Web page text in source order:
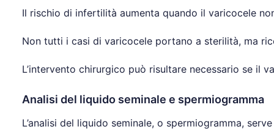
Il rischio di infertilità aumenta quando il varicocele
Non tutti i casi di varicocele portano a sterilità, ma
L’intervento chirurgico può risultare necessario se il
Analisi del liquido seminale e spermiogramma
L’analisi del liquido seminale, o spermiogramma,